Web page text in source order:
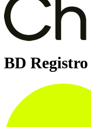
BD Registro